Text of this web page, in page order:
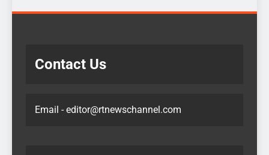
Contact Us
Email - editor@rtnewschannel.com